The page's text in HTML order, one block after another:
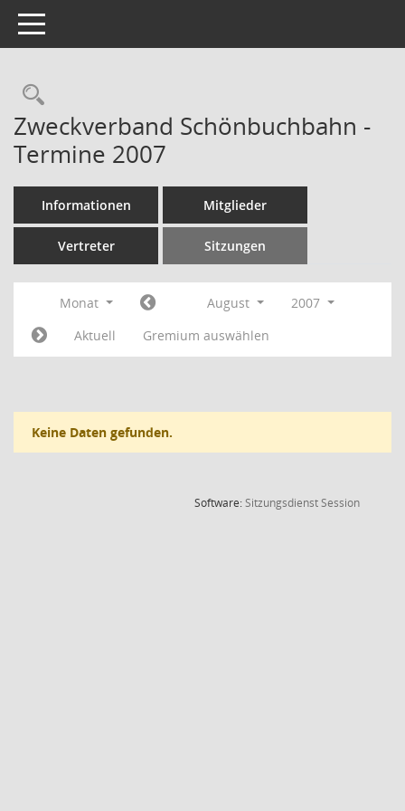
Toggle navigation
Rechercheauswahl
Zweckverband Schönbuchbahn -
Termine 2007
Informationen Mitglieder
Vertreter Sitzungen
Monat August
2007
Aktuell
Gremium auswählen
Keine Daten gefunden.
Software:SitzungsdienstSession(Wird in